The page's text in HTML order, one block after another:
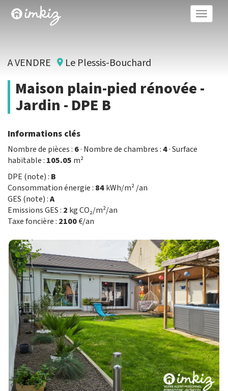
Toggle
A VENDRE Le Plessis-Bouchard
Maison plain-pied rénovée -
Jardin - DPE B
Informations clés
Nombre de pièces : 6· Nombre de chambres :4· Surface
habitable : 105.05 m²
DPE (note) : B
Consommation énergie : 84kWh/m² /an
GES (note) :A
Emissions GES : 2 kg CO₂/m²/an
Taxe foncière : 2100€/an